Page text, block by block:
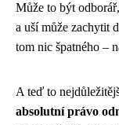
Může to být
a uší může zachytit
tom nic špatného –
A teď to
absolutní právo